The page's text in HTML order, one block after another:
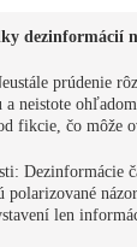
dezinformácií
prúdenie
a neistote
fikcie, čo môže
Dezinformácie
polarizované
len